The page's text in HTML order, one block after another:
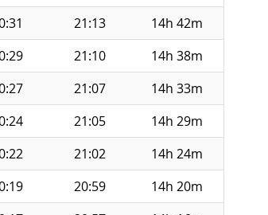
21:13
14h 42m
21:10
14h 38m
21:07
14h 33m
21:05
14h 29m
21:02
14h 24m
20:59
14h 20m